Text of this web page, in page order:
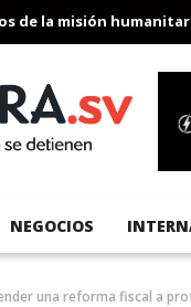
misión humanitaria
NEGOCIOS
una reforma fiscal a